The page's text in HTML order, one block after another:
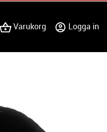
Varukorg Logga in